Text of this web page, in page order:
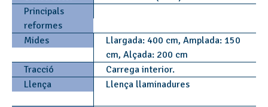
Principals
reformes
Mides
Llargada: 400 cm, Amplada: 150
cm, Alçada: 200 cm
Tracció
Carrega interior.
Llença
Llença llaminadures